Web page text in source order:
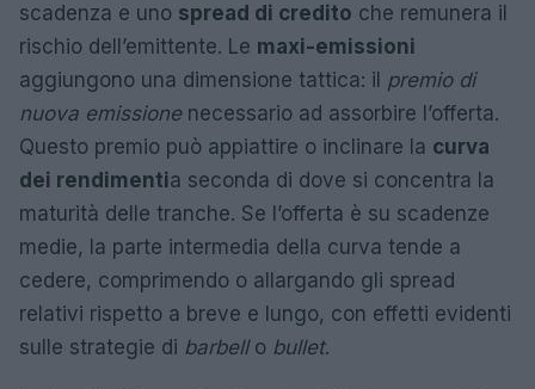
scadenza e uno spread di credito che remunera il
rischio dell’emittente. Le maxi-emissioni
aggiungono una dimensione tattica: il premio di
nuova emissionenecessario ad assorbire l’offerta.
Questo premio può appiattire o inclinare la curva
dei rendimentia seconda di dove si concentra la
maturità delle tranche. Se l’offerta è su scadenze
medie, la parte intermedia della curva tende a
cedere, comprimendo o allargando gli spread
relativi rispetto a breve e lungo, con effetti evidenti
sulle strategie di barbello bullet.